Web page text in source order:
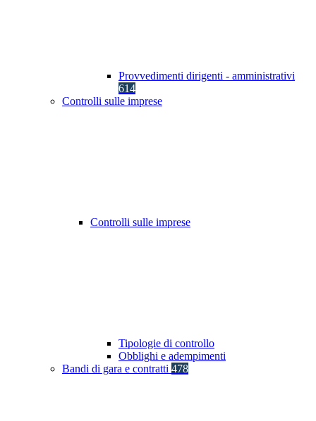
Provvedimenti dirigenti - amministrativi
614
Controlli sulle imprese
Controlli sulle imprese
Tipologie di controllo
Obblighi e adempimenti
Bandi di gara e contratti 478